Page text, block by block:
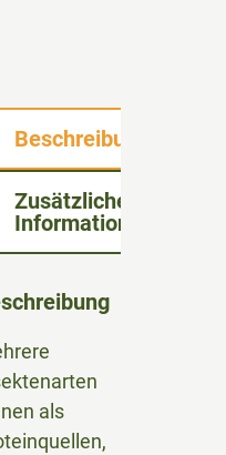
Beschreibung
Zusätzliche
Informationen
als